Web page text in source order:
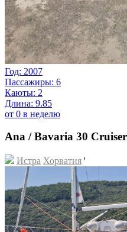
Год: 2007
Пассажиры: 6
Каюты: 2
Длина: 9.85
от 0 в неделю
Ana / Bavaria 30 Cruiser
Истра Хорватия '